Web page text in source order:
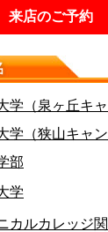
来店のご予約
学（泉ヶ丘キ
学（狭山キャン
部
学
カルカレッジ関